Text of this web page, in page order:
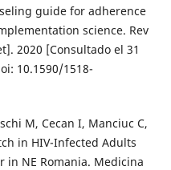
guide for adherence
science. Rev
2020 [Consultado el 31
10.1590/1518-
M, Cecan I, Manciuc C,
in HIV-Infected Adults
in NE Romania. Medicina